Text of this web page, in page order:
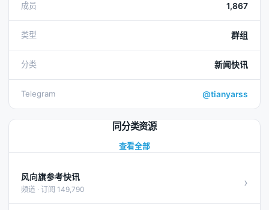
成员 1,867
类型 群组
分类 新闻快讯
Telegram @tianyarss
同分类资源
查看全部
风向旗参考快讯
频道 · 订阅 149,790 ›